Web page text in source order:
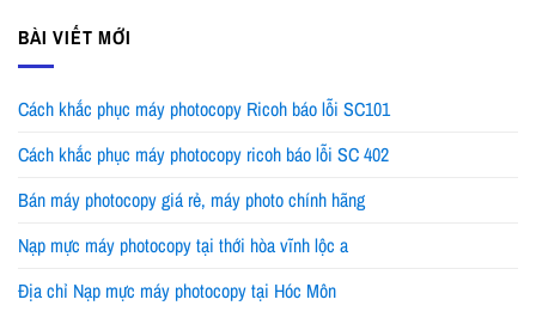
BÀI VIẾT MỚI
Cách khắc phục máy photocopy Ricoh báo lỗi SC101
Cách khắc phục máy photocopy ricoh báo lỗi SC 402
Bán máy photocopy giá rẻ, máy photo chính hãng
Nạp mực máy photocopy tại thới hòa vĩnh lộc a
Địa chỉ Nạp mực máy photocopy tại Hóc Môn